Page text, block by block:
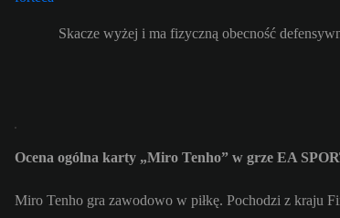
Skacze wyżej i ma fizyczną obecność
Ocena ogólna karty „Miro Tenho” w grze EA
Miro Tenho gra zawodowo w piłkę. Pochodzi z kraju